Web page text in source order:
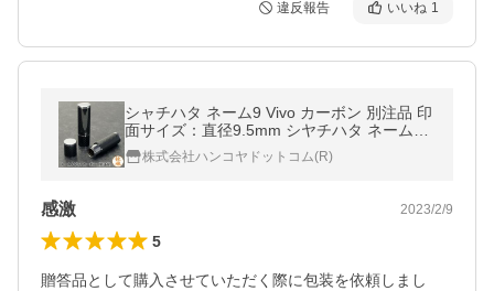
違反報告 いいね 1
シャチハタ ネーム9 Vivo カーボン 別注品 印
面サイズ：直径9.5mm シヤチハタ ネーム印
浸透印 オーダー スタンプ 印鑑 はんこ 送料
無料株式会社ハンコヤドットコム(R)
感激 2023/2/9
5
贈答品として購入させていただく際に包装を依頼しまし